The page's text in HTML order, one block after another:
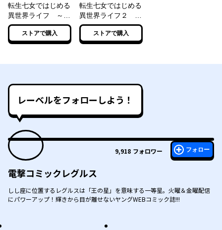
転生七女ではじめる
異世界ライフ ～万
能魔力があれば貴族
社会も余裕で生きら
れると聞いたのです
ストアで購入
転生七女ではじめる
異世界ライフ２ 万
能魔力があれば学院
生活も余裕で送れる
と思ったのですが?!
ストアで購入
レーベルをフォローしよう！
9,918 フォロワー フォロー
電撃コミックレグルス
しし座に位置するレグルスは「王の星」を意味する一等星。火曜＆金曜配信
にパワーアップ！輝きから目が離せないヤングWEBコミック誌!!!